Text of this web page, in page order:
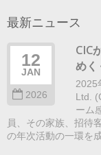
最新ニュース
12
JAN
2026
CIC
めく
2025
Ltd.
ーム
員、その家族、招待
の年次活動の一環を